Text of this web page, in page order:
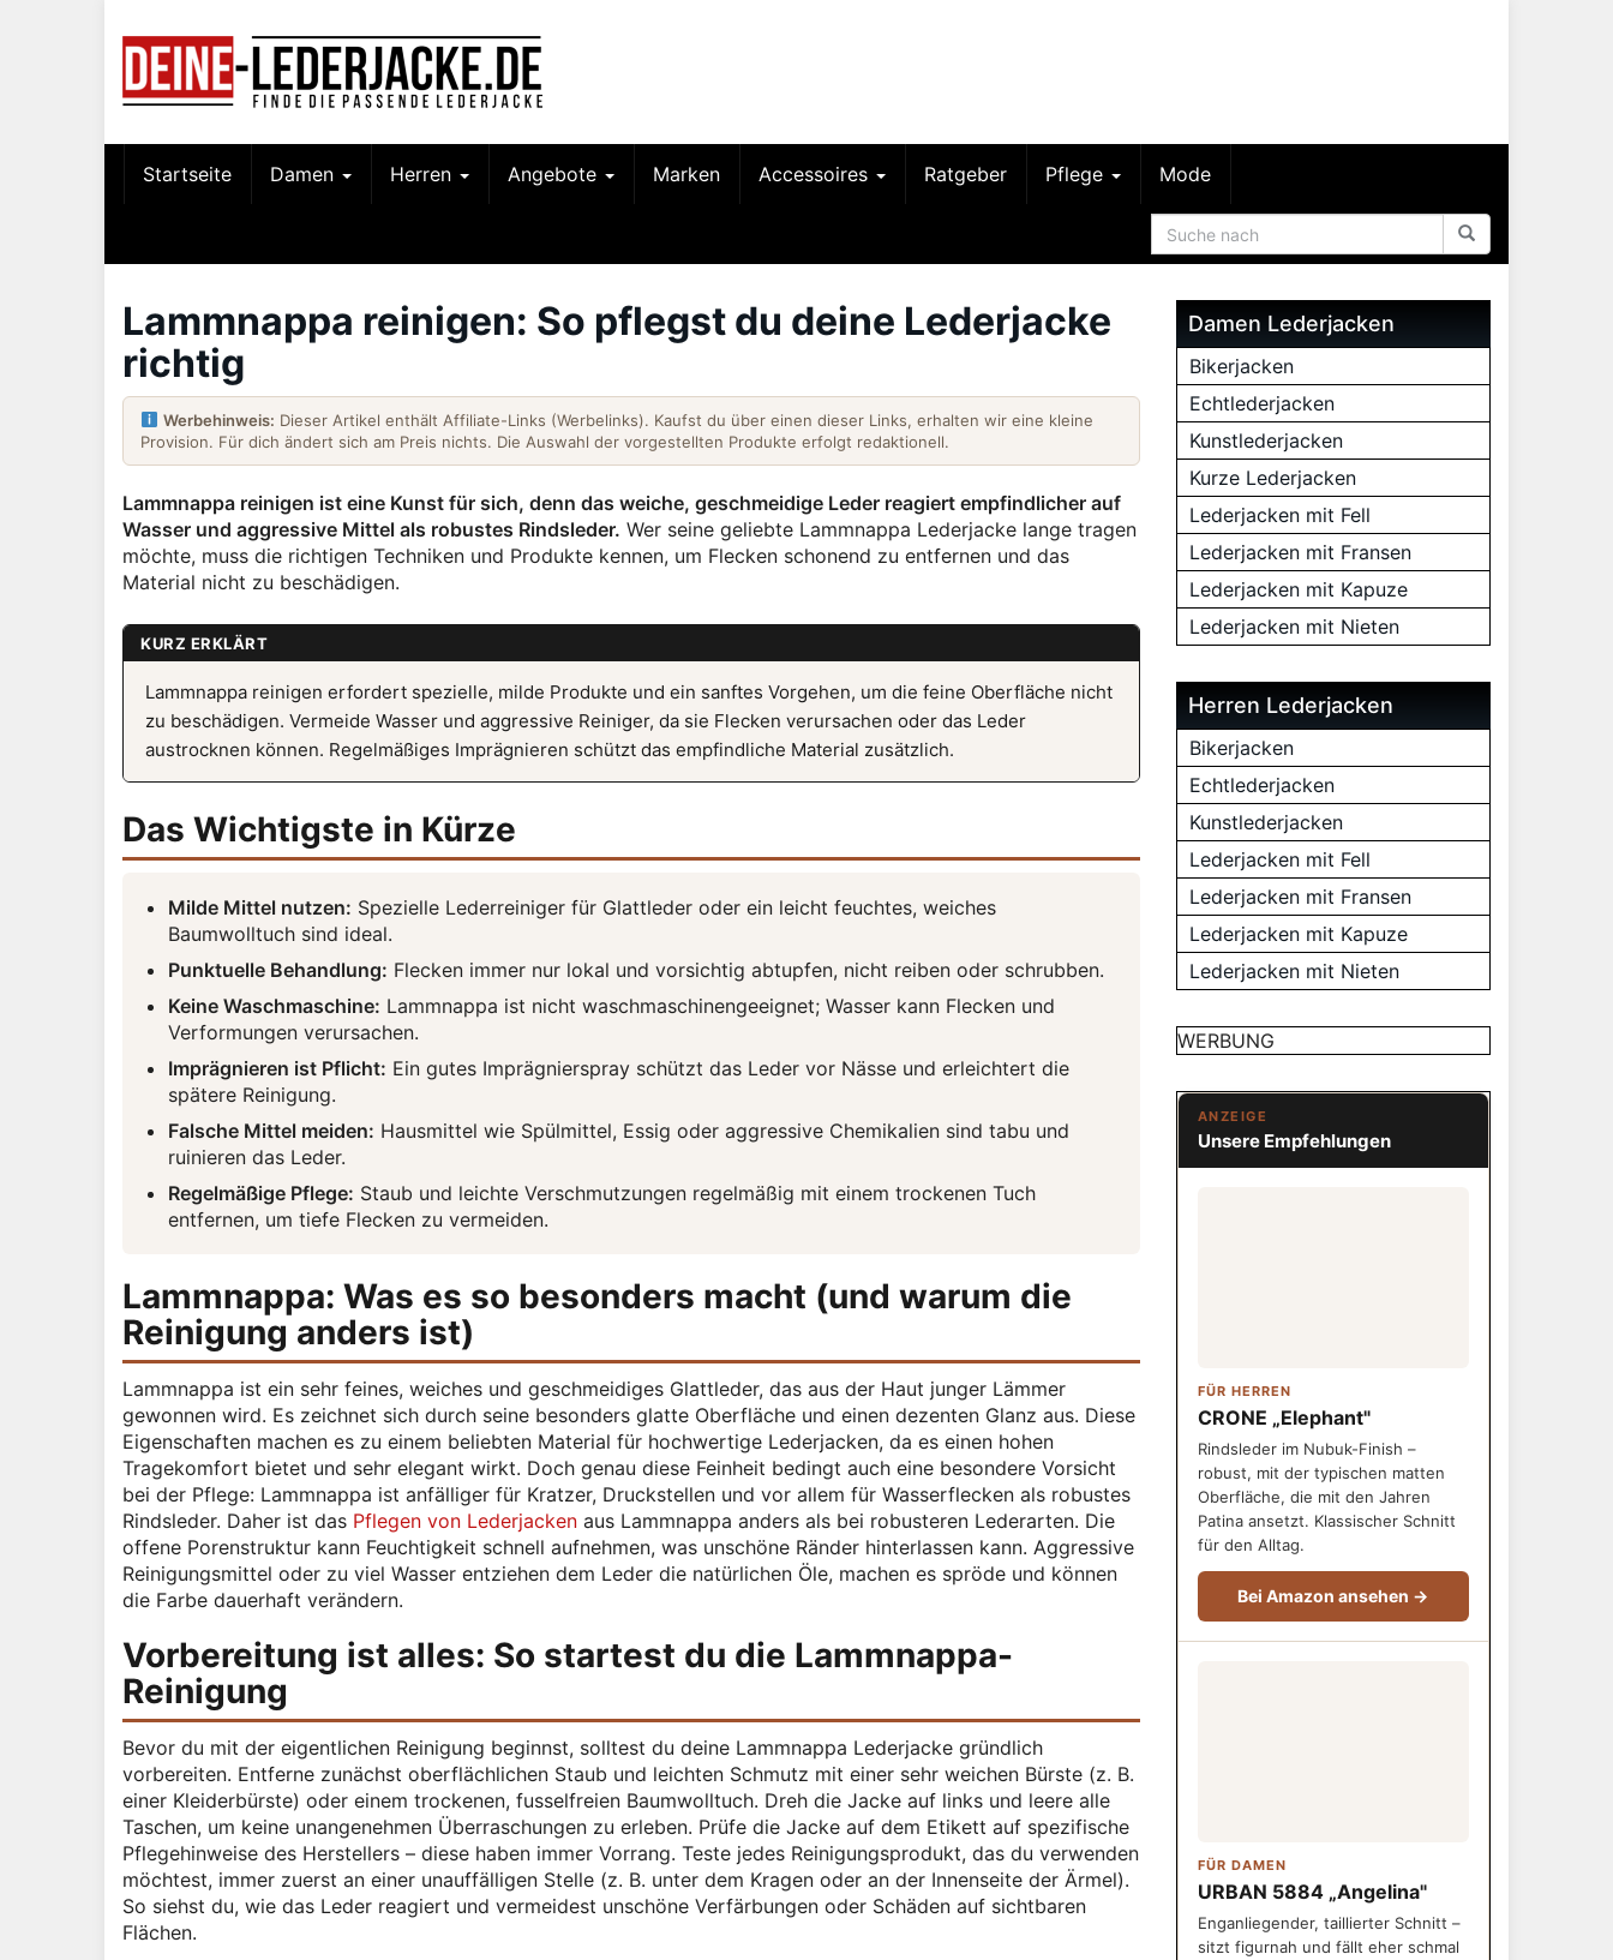
Startseite Damen Herren Angebote Marken Accessoires Ratgeber Pflege Mode
Lammnappa reinigen: So pflegst du deine Lederjacke
richtig
Werbehinweis: Dieser Artikel enthält Affiliate-Links (Werbelinks). Kaufst du über einen dieser Links, erhalten wir eine kleine
Provision. Für dich ändert sich am Preis nichts. Die Auswahl der vorgestellten Produkte erfolgt redaktionell.
Lammnappa reinigen ist eine Kunst für sich, denn das weiche, geschmeidige Leder reagiert empfindlicher auf
Wasser und aggressive Mittel als robustes Rindsleder. Wer seine geliebte Lammnappa Lederjacke lange tragen
möchte, muss die richtigen Techniken und Produkte kennen, um Flecken schonend zu entfernen und das
Material nicht zu beschädigen.
KURZ ERKLÄRT
Lammnappa reinigen erfordert spezielle, milde Produkte und ein sanftes Vorgehen, um die feine Oberfläche nicht
zu beschädigen. Vermeide Wasser und aggressive Reiniger, da sie Flecken verursachen oder das Leder
austrocknen können. Regelmäßiges Imprägnieren schützt das empfindliche Material zusätzlich.
Das Wichtigste in Kürze
Milde Mittel nutzen: Spezielle Lederreiniger für Glattleder oder ein leicht feuchtes, weiches
Baumwolltuch sind ideal.
Punktuelle Behandlung: Flecken immer nur lokal und vorsichtig abtupfen, nicht reiben oder schrubben.
Keine Waschmaschine: Lammnappa ist nicht waschmaschinengeeignet; Wasser kann Flecken und
Verformungen verursachen.
Imprägnieren ist Pflicht: Ein gutes Imprägnierspray schützt das Leder vor Nässe und erleichtert die
spätere Reinigung.
Falsche Mittel meiden: Hausmittel wie Spülmittel, Essig oder aggressive Chemikalien sind tabu und
ruinieren das Leder.
Regelmäßige Pflege: Staub und leichte Verschmutzungen regelmäßig mit einem trockenen Tuch
entfernen, um tiefe Flecken zu vermeiden.
Lammnappa: Was es so besonders macht (und warum die
Reinigung anders ist)
Lammnappa ist ein sehr feines, weiches und geschmeidiges Glattleder, das aus der Haut junger Lämmer
gewonnen wird. Es zeichnet sich durch seine besonders glatte Oberfläche und einen dezenten Glanz aus. Diese
Eigenschaften machen es zu einem beliebten Material für hochwertige Lederjacken, da es einen hohen
Tragekomfort bietet und sehr elegant wirkt. Doch genau diese Feinheit bedingt auch eine besondere Vorsicht
bei der Pflege: Lammnappa ist anfälliger für Kratzer, Druckstellen und vor allem für Wasserflecken als robustes
Rindsleder. Daher ist das Pflegen von Lederjacken aus Lammnappa anders als bei robusteren Lederarten. Die
offene Porenstruktur kann Feuchtigkeit schnell aufnehmen, was unschöne Ränder hinterlassen kann. Aggressive
Reinigungsmittel oder zu viel Wasser entziehen dem Leder die natürlichen Öle, machen es spröde und können
die Farbe dauerhaft verändern.
Vorbereitung ist alles: So startest du die Lammnappa-
Reinigung
Bevor du mit der eigentlichen Reinigung beginnst, solltest du deine Lammnappa Lederjacke gründlich
vorbereiten. Entferne zunächst oberflächlichen Staub und leichten Schmutz mit einer sehr weichen Bürste (z. B.
einer Kleiderbürste) oder einem trockenen, fusselfreien Baumwolltuch. Dreh die Jacke auf links und leere alle
Taschen, um keine unangenehmen Überraschungen zu erleben. Prüfe die Jacke auf dem Etikett auf spezifische
Pflegehinweise des Herstellers – diese haben immer Vorrang. Teste jedes Reinigungsprodukt, das du verwenden
möchtest, immer zuerst an einer unauffälligen Stelle (z. B. unter dem Kragen oder an der Innenseite der Ärmel).
So siehst du, wie das Leder reagiert und vermeidest unschöne Verfärbungen oder Schäden auf sichtbaren
Flächen.
Damen Lederjacken
Bikerjacken
Echtlederjacken
Kunstlederjacken
Kurze Lederjacken
Lederjacken mit Fell
Lederjacken mit Fransen
Lederjacken mit Kapuze
Lederjacken mit Nieten
Herren Lederjacken
Bikerjacken
Echtlederjacken
Kunstlederjacken
Lederjacken mit Fell
Lederjacken mit Fransen
Lederjacken mit Kapuze
Lederjacken mit Nieten
WERBUNG
ANZEIGE
Unsere Empfehlungen
FÜR HERREN
CRONE „Elephant"
Rindsleder im Nubuk-Finish –
robust, mit der typischen matten
Oberfläche, die mit den Jahren
Patina ansetzt. Klassischer Schnitt
für den Alltag.
Bei Amazon ansehen →
FÜR DAMEN
URBAN 5884 „Angelina"
Enganliegender, taillierter Schnitt –
sitzt figurnah und fällt eher schmal